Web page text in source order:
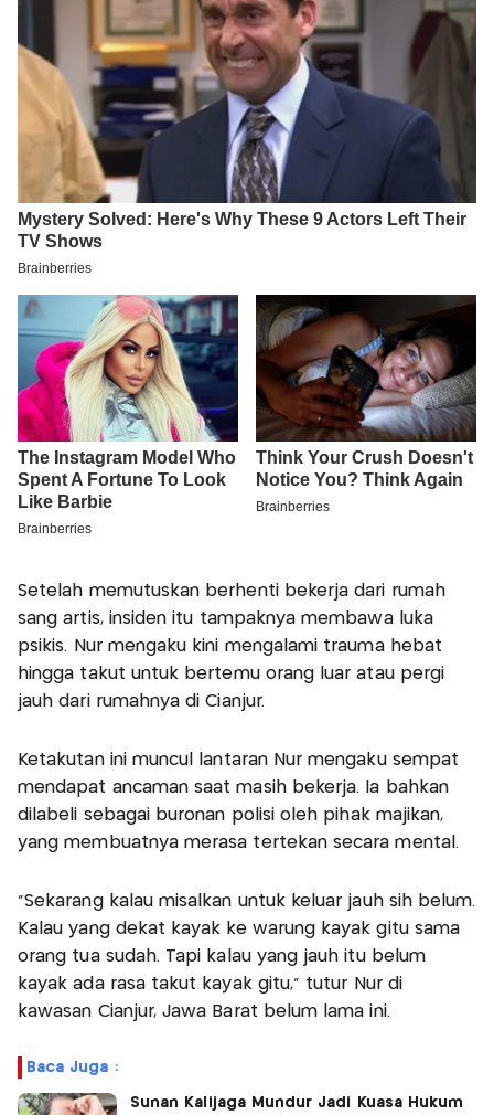
Setelah memutuskan berhenti bekerja dari rumah
sang artis, insiden itu tampaknya membawa luka
psikis. Nur mengaku kini mengalami trauma hebat
hingga takut untuk bertemu orang luar atau pergi
jauh dari rumahnya di Cianjur.
Ketakutan ini muncul lantaran Nur mengaku sempat
mendapat ancaman saat masih bekerja. Ia bahkan
dilabeli sebagai buronan polisi oleh pihak majikan,
yang membuatnya merasa tertekan secara mental.
"Sekarang kalau misalkan untuk keluar jauh sih belum.
Kalau yang dekat kayak ke warung kayak gitu sama
orang tua sudah. Tapi kalau yang jauh itu belum
kayak ada rasa takut kayak gitu," tutur Nur di
kawasan Cianjur, Jawa Barat belum lama ini.
Baca Juga :
Sunan Kalijaga Mundur Jadi Kuasa Hukum